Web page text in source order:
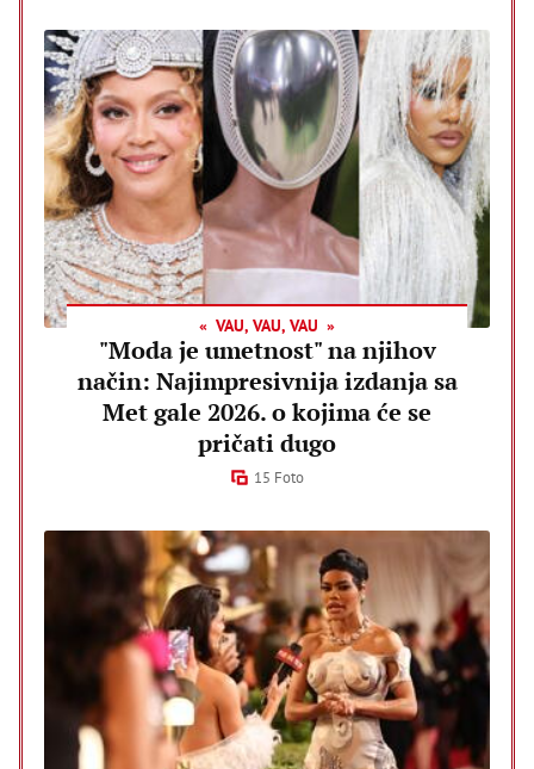
VAU, VAU, VAU
"Moda je umetnost" na njihov
način: Najimpresivnija izdanja sa
Met gale 2026. o kojima će se
pričati dugo
15 Foto